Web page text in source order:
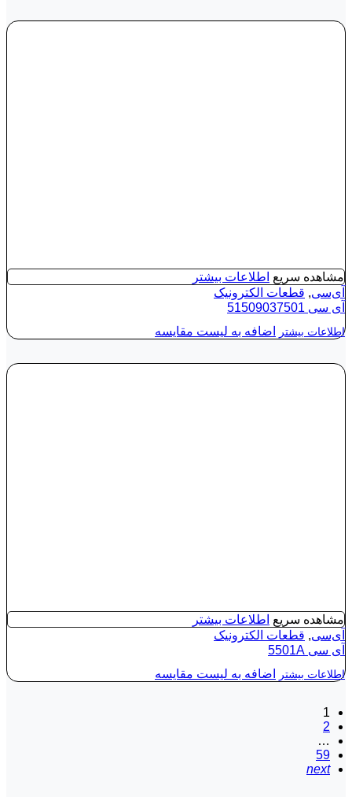
مشاهده سریع اطلاعات بیشتر
آی‌سی, قطعات الکترونیک
آی‌ سی 51509037501
اطلاعات بیشتر اضافه به لیست مقایسه
مشاهده سریع اطلاعات بیشتر
آی‌سی, قطعات الکترونیک
آی‌ سی 5501A
اطلاعات بیشتر اضافه به لیست مقایسه
1
2
…
59
next